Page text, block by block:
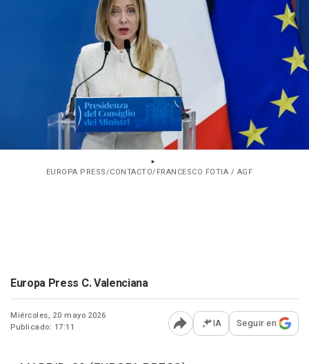
EUROPA PRESS/CONTACTO/FRANCESCO FOTIA / AGF
Europa Press C. Valenciana
Miércoles, 20 mayo 2026
Publicado: 17:11
Abrir opciones para
IA Seguir en